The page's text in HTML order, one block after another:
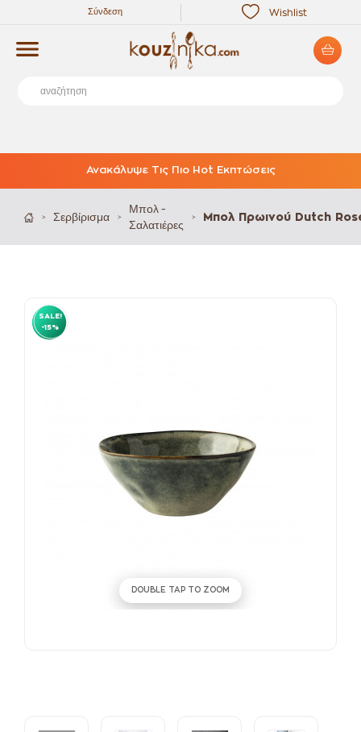
Wishlist
Σύνδεση
Ανακάλυψε Τις Πιο Hot Εκπτώσεις
> Σερβίρισμα >
Μπολ -
Σαλατιέρες
> Μπολ Πρωινού Dutch
SALE!
-15%
DOUBLE TAP TO ZOOM